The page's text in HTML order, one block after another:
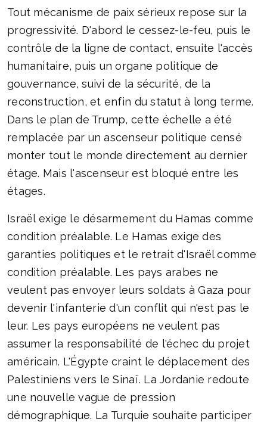
Tout mécanisme de paix sérieux repose sur la
progressivité. D'abord le cessez-le-feu, puis le
contrôle de la ligne de contact, ensuite l'accès
humanitaire, puis un organe politique de
gouvernance, suivi de la sécurité, de la
reconstruction, et enfin du statut à long terme.
Dans le plan de Trump, cette échelle a été
remplacée par un ascenseur politique censé
monter tout le monde directement au dernier
étage. Mais l'ascenseur est bloqué entre les
étages.
Israël exige le désarmement du Hamas comme
condition préalable. Le Hamas exige des
garanties politiques et le retrait d'Israël comme
condition préalable. Les pays arabes ne
veulent pas envoyer leurs soldats à Gaza pour
devenir l'infanterie d'un conflit qui n'est pas le
leur. Les pays européens ne veulent pas
assumer la responsabilité de l'échec du projet
américain. L'Égypte craint le déplacement des
Palestiniens vers le Sinaï. La Jordanie redoute
une nouvelle vague de pression
démographique. La Turquie souhaite participer